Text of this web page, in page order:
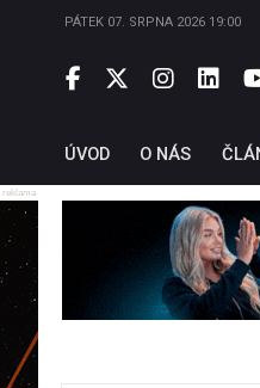
PÁTEK 07. SRPNA 2026 19:00
ÚVOD O NÁS
reklama